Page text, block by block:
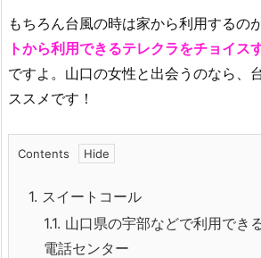
もちろん台風の時は家から利用するの
トから利用できるテレクラをチョイス
ですよ。山口の女性と出会うのなら、
ススメです！
Contents
1. スイートコール
1.1. 山口県の宇部などで利用でき
電話センター